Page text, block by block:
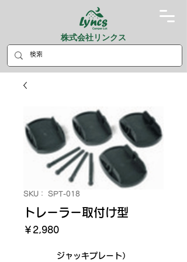
株式会社リンクス
SKU： SPT-018
トレーラー取付け型
￥2,980価
ジャッキプレート）